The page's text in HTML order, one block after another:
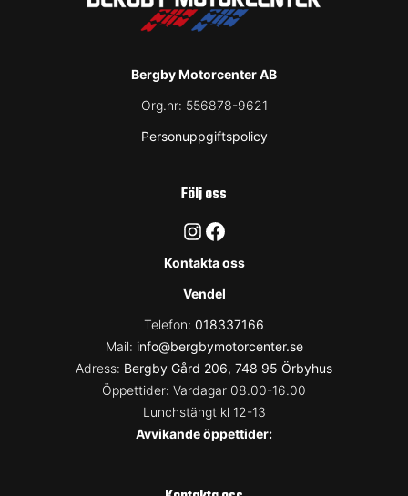
Bergby Motorcenter AB
Org.nr: 556878-9621
Personuppgiftspolicy
Följ oss
Instagram
Facebook
Kontakta oss
Vendel
Telefon: 018337166
Mail: info@bergbymotorcenter.se
Adress: Bergby Gård 206, 748 95 Örbyhus
Öppettider: Vardagar 08.00-16.00
Lunchstängt kl 12-13
Avvikande öppettider: